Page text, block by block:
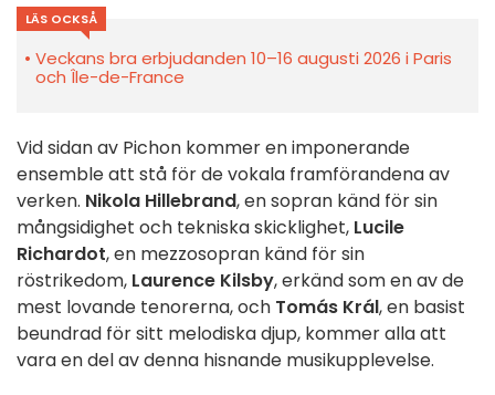
LÄS OCKSÅ
Veckans bra erbjudanden 10–16 augusti 2026 i Paris
och Île-de-France
Vid sidan av Pichon kommer en imponerande
ensemble att stå för de vokala framförandena av
verken. Nikola Hillebrand, en sopran känd för sin
mångsidighet och tekniska skicklighet, Lucile
Richardot, en mezzosopran känd för sin
röstrikedom, Laurence Kilsby, erkänd som en av de
mest lovande tenorerna, och Tomás Král, en basist
beundrad för sitt melodiska djup, kommer alla att
vara en del av denna hisnande musikupplevelse.